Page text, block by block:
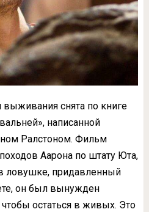
выживания снята по книге
написанной
Ралстоном. Фильм
Аарона по штату Юта,
ловушке, придавленный
он был вынужден
остаться в живых. Это